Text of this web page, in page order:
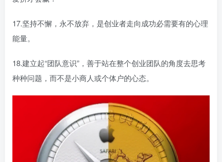
17.坚持不懈，永不放弃，是创业者走向成功必需要有的心理
能量。
18.建立起“团队意识”，善于站在整个创业团队的角度去思考
种种问题，而不是小商人或个体户的心态。